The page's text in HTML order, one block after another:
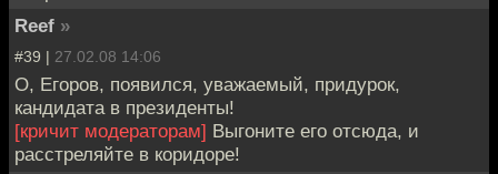
Reef »
#39 | 27.02.08 14:06
О, Егоров, появился, уважаемый, придурок,
кандидата в президенты!
[кричит модераторам] Выгоните его отсюда, и
расстреляйте в коридоре!